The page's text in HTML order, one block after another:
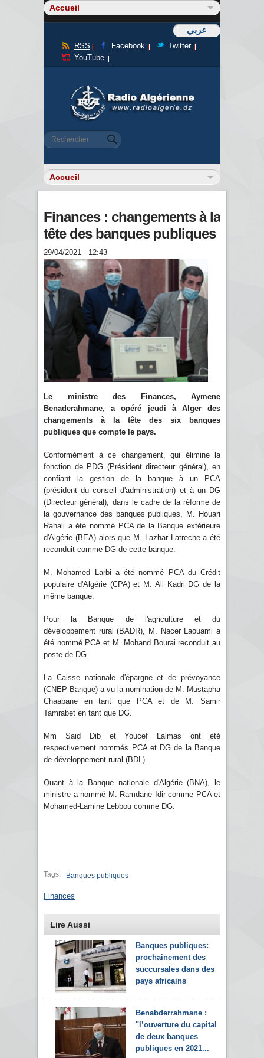
عربي
RSS Facebook
Twitter
YouTube
Formulaire de recherche
Rechercher
Finances : changements à la
tête des banques publiques
29/04/2021 - 12:43
Le ministre des Finances, Aymene
Benaderahmane, a opéré jeudi à Alger des
changements à la tête des six banques
publiques que compte le pays.
Conformément à ce changement, qui élimine la
fonction de PDG (Président directeur général), en
confiant la gestion de la banque à un PCA
(président du conseil d'administration) et à un DG
(Directeur général), dans le cadre de la réforme de
la gouvernance des banques publiques, M. Houari
Rahali a été nommé PCA de la Banque extérieure
d'Algérie (BEA) alors que M. Lazhar Latreche a été
reconduit comme DG de cette banque.
M. Mohamed Larbi a été nommé PCA du Crédit
populaire d'Algérie (CPA) et M. Ali Kadri DG de la
même banque.
Pour la Banque de l'agriculture et du
développement rural (BADR), M. Nacer Laouami a
été nommé PCA et M. Mohand Bourai reconduit au
poste de DG.
La Caisse nationale d'épargne et de prévoyance
(CNEP-Banque) a vu la nomination de M. Mustapha
Chaabane en tant que PCA et de M. Samir
Tamrabet en tant que DG.
Mm Said Dib et Youcef Lalmas ont été
respectivement nommés PCA et DG de la Banque
de développement rural (BDL).
Quant à la Banque nationale d'Algérie (BNA), le
ministre a nommé M. Ramdane Idir comme PCA et
Mohamed-Lamine Lebbou comme DG.
Tags: Banques publiques
Finances
Lire Aussi
Banques publiques:
prochainement des
succursales dans des
pays africains
Benabderrahmane :
"l’ouverture du capital
de deux banques
publiques en 2021...